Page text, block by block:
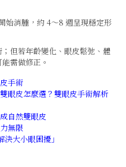
始消腫，約 4～8 週呈現穩定形
；但若年齡變化、眼皮鬆弛、體
需做修正。
手術
眼皮怎麼選？雙眼皮手術解析
自然雙眼皮
無限
大小眼困擾」